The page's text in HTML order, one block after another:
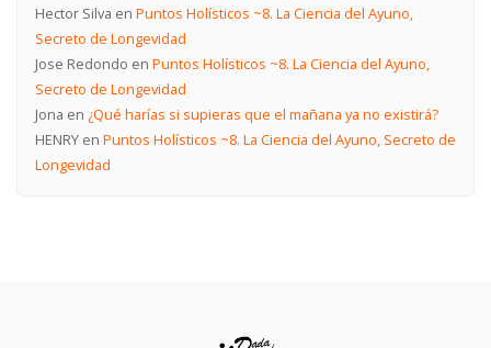
Hector Silva en Puntos Holísticos ~8. La Ciencia del Ayuno,
Secreto de Longevidad
Jose Redondo en Puntos Holísticos ~8. La Ciencia del Ayuno,
Secreto de Longevidad
Jona en ¿Qué harías si supieras que el mañana ya no existirá?
HENRYen Puntos Holísticos ~8. La Ciencia del Ayuno, Secreto de
Longevidad